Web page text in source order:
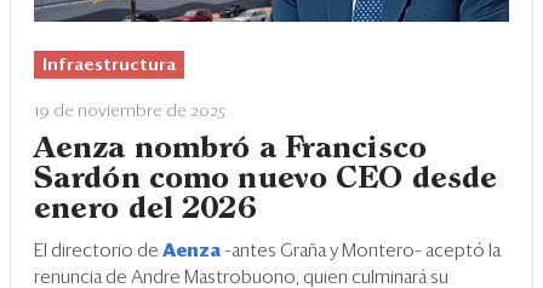
Infraestructura
19 de noviembre de 2025
Aenza nombró a Francisco
Sardón como nuevo CEO desde
enero del 2026
El directorio de Aenza –antes Graña y Montero– aceptó la
renuncia de Andre Mastrobuono, quien culminará su